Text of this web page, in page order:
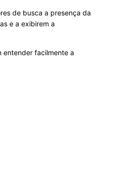
de busca a presença da
e a exibirem a
entender facilmente a